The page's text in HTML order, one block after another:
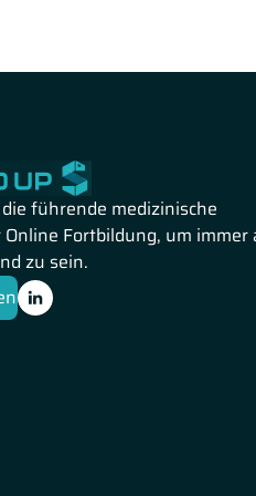
führende medizinische
Fortbildung, um immer
zu sein.